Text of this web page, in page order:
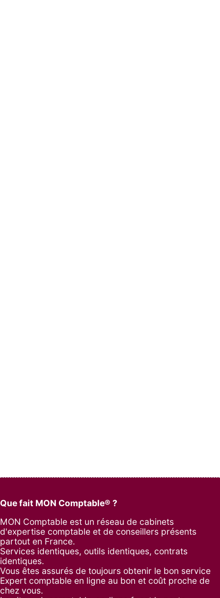
Que fait MON Comptable® ?
MON Comptable est un réseau de cabinets
d'expertise comptable et de conseillers présents
partout en France.
Services identiques, outils identiques, contrats
identiques.
Vous êtes assurés de toujours obtenir le bon service
Expert comptable en ligne au bon et coût proche de
chez vous.